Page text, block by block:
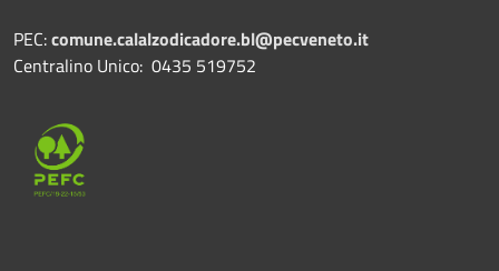
PEC:comune.calalzodicadore.bl@pecveneto.it
Centralino Unico: 0435 519752